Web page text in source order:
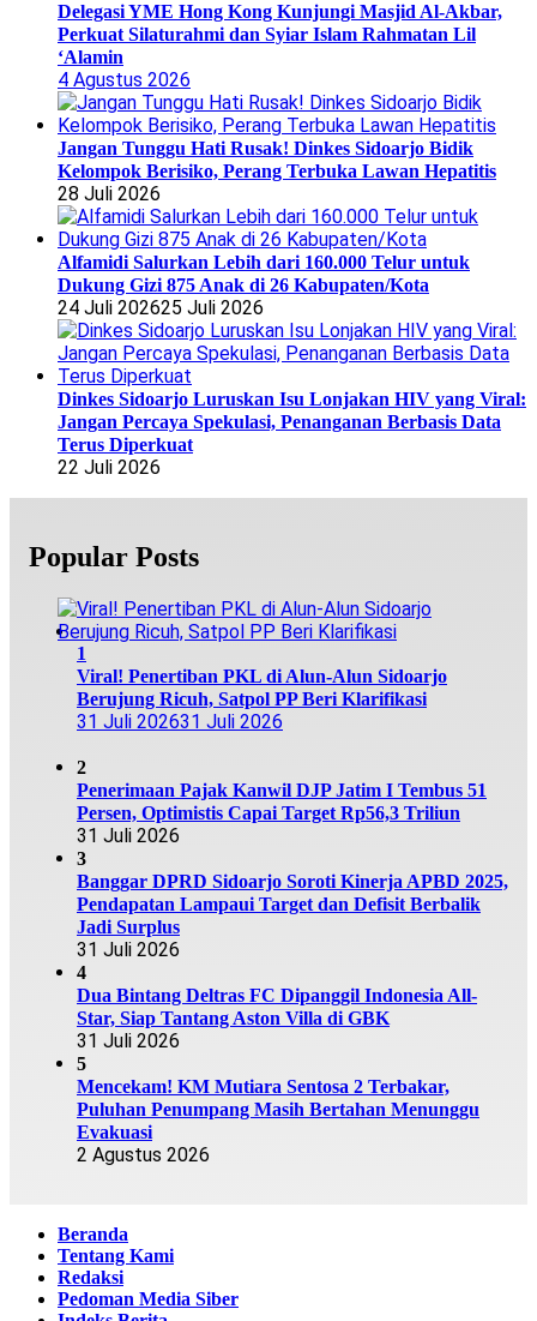
Delegasi YME Hong Kong Kunjungi Masjid Al-Akbar,
Perkuat Silaturahmi dan Syiar Islam Rahmatan Lil
‘Alamin
4 Agustus 2026
Jangan Tunggu Hati Rusak! Dinkes Sidoarjo Bidik
Kelompok Berisiko, Perang Terbuka Lawan Hepatitis
28 Juli 2026
Alfamidi Salurkan Lebih dari 160.000 Telur untuk
Dukung Gizi 875 Anak di 26 Kabupaten/Kota
24 Juli 202625 Juli 2026
Dinkes Sidoarjo Luruskan Isu Lonjakan HIV yang Viral:
Jangan Percaya Spekulasi, Penanganan Berbasis Data
Terus Diperkuat
22 Juli 2026
Popular Posts
1
Viral! Penertiban PKL di Alun-Alun Sidoarjo
Berujung Ricuh, Satpol PP Beri Klarifikasi
31 Juli 202631 Juli 2026
2
Penerimaan Pajak Kanwil DJP Jatim I Tembus 51
Persen, Optimistis Capai Target Rp56,3 Triliun
31 Juli 2026
3
Banggar DPRD Sidoarjo Soroti Kinerja APBD 2025,
Pendapatan Lampaui Target dan Defisit Berbalik
Jadi Surplus
31 Juli 2026
4
Dua Bintang Deltras FC Dipanggil Indonesia All-
Star, Siap Tantang Aston Villa di GBK
31 Juli 2026
5
Mencekam! KM Mutiara Sentosa 2 Terbakar,
Puluhan Penumpang Masih Bertahan Menunggu
Evakuasi
2 Agustus 2026
Beranda
Tentang Kami
Redaksi
Pedoman Media Siber